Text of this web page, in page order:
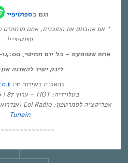
וגם בספוטיפיי
* אם אהבתם את התוכנית, אתם מוזמנים
ספוטיפיי!
אחת ששומעת – כל יום חמישי, 12:00-14:00,
לינק ישיר להאזנה
להאזנה בשידור חי:
בטלויזיה: HOT – ערוץ 87 | YES – ערוץ 71
אפליקציה לסמרטפון: Eol Radio (אנדרואיד/אייפון) או באפליקציית
Tunein